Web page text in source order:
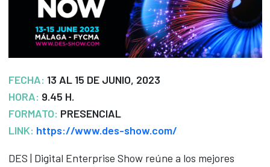
FECHA: 13 AL 15 DE JUNIO, 2023
HORA: 9.45 H.
FORMATO: PRESENCIAL
LINK: https://www.des-show.com/
DES | Digital Enterprise Show reúne a los mejores